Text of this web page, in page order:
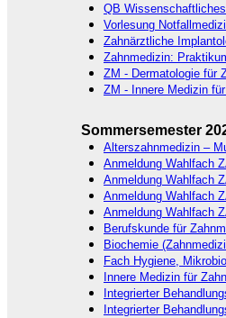
QB
Vorlesung
Zahnärztliche
Zahnmedizin:
ZM - Dermatologie für
ZM - Innere Medizin
Sommersemester
Alterszahnmedizin –
Anmeldung Wahlfach
Anmeldung Wahlfach
Anmeldung Wahlfach
Anmeldung Wahlfach
Berufskunde für
Biochemie
Fach Hygiene,
Innere Medizin für
Integrierter
Integrierter